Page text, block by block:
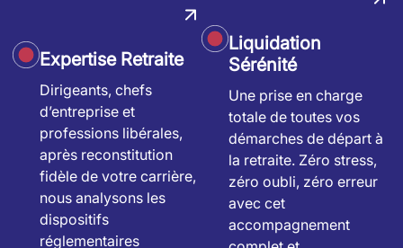
Expertise Retraite
Dirigeants, chefs
d’entreprise et
professions libérales,
après reconstitution
fidèle de votre carrière,
nous analysons les
dispositifs
réglementaires
Liquidation
Sérénité
Une prise en charge
totale de toutes vos
démarches de départ à
la retraite. Zéro stress,
zéro oubli, zéro erreur
avec cet
accompagnement